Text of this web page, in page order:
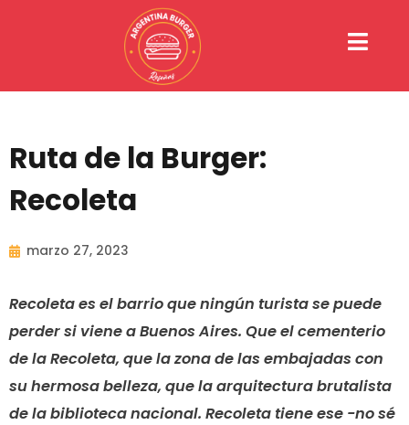
Ruta de la Burger:
Recoleta
marzo 27, 2023
Recoleta es el barrio que ningún turista se puede
perder si viene a Buenos Aires. Que el cementerio
de la Recoleta, que la zona de las embajadas con
su hermosa belleza, que la arquitectura brutalista
de la biblioteca nacional. Recoleta tiene ese -no sé